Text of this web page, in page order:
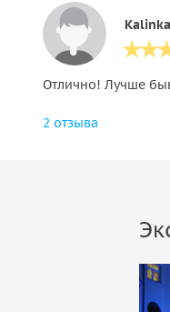
Отлично! Лучше
2 отзыва